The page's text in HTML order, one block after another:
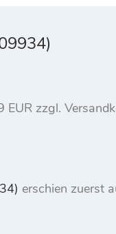
zzgl.
erschien zuerst